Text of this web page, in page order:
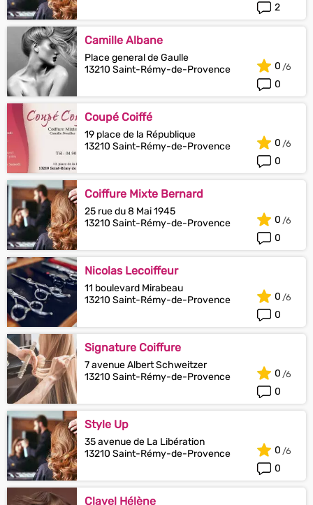
2
Camille Albane
Place general de Gaulle
13210 Saint-Rémy-de-Provence
0
0
Coupé Coiffé
19 place de la République
13210 Saint-Rémy-de-Provence
0
0
Coiffure Mixte Bernard
25 rue du 8 Mai 1945
13210 Saint-Rémy-de-Provence
0
0
Nicolas Lecoiffeur
11 boulevard Mirabeau
13210 Saint-Rémy-de-Provence
0
0
Signature Coiffure
7 avenue Albert Schweitzer
13210 Saint-Rémy-de-Provence
0
0
Style Up
35 avenue de La Libération
13210 Saint-Rémy-de-Provence
0
0
Clavel Hélène